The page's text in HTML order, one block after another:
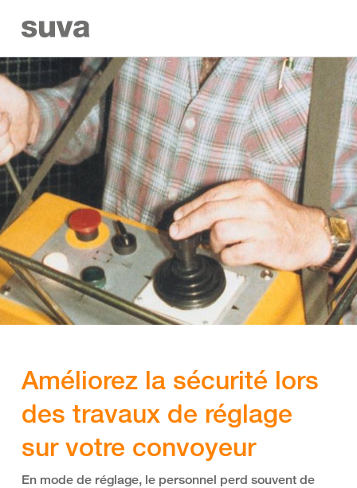
Améliorez la sécurité lors
des travaux de réglage
sur votre convoyeur
En mode de réglage, le personnel perd souvent de